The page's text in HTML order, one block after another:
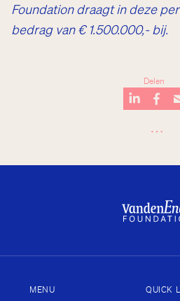
Foundation draagt in deze
bedrag van € 1.500.000,- bij.
Delen
…
MENU
QUICK